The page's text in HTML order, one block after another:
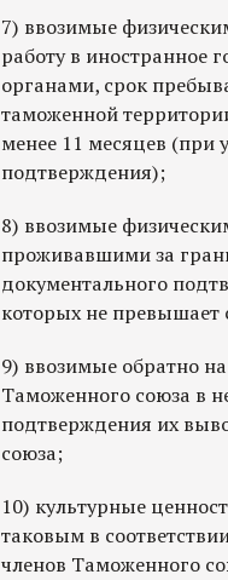
7) ввозимые
работу в иностранное
органами, срок
таможенной
менее 11 месяцев (при
подтверждения);
8) ввозимые
проживавшими за
документального
которых не превышает
9) ввозимые обратно
Таможенного союза в
подтверждения их
союза;
10) культурные
таковым в
членов Таможенного